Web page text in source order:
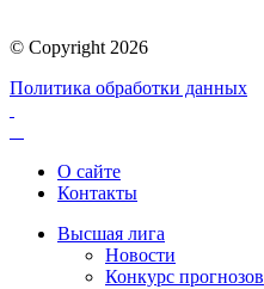
© Copyright 2026
Политика обработки данных
О сайте
Контакты
Высшая лига
Новости
Конкурс прогнозов